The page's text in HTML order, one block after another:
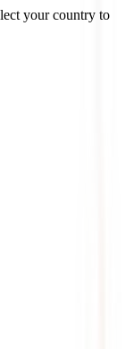
your country to